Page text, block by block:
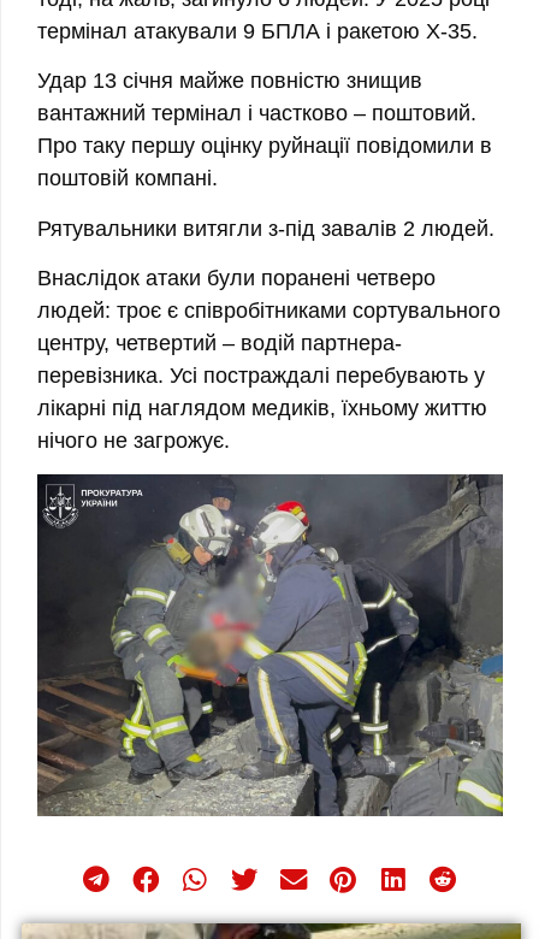
термінал атакували 9 БПЛА і ракетою Х-35.
Удар 13 січня майже повністю знищив
вантажний термінал і частково – поштовий.
Про таку першу оцінку руйнації повідомили в
поштовій компані.
Рятувальники витягли з-під завалів 2 людей.
Внаслідок атаки були поранені четверо
людей: троє є співробітниками сортувального
центру, четвертий – водій партнера-
перевізника. Усі постраждалі перебувають у
лікарні під наглядом медиків, їхньому життю
нічого не загрожує.